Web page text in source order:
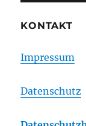
KONTAKT
Impressum
Datenschutz